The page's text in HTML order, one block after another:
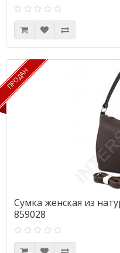
ПРОДАН
ПРОДАН
Сумка женская из
859028